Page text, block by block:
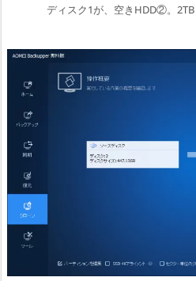
ディスク1が、空きHDD②。2TB